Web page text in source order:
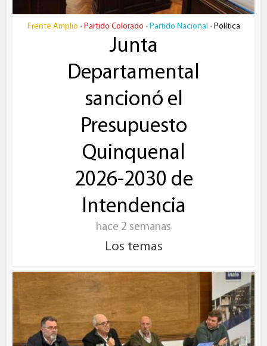
Frente Amplio • Partido Colorado • Partido Nacional • Política
Junta
Departamental
sancionó el
Presupuesto
Quinquenal
2026-2030 de
Intendencia
hace 2 semanas
Los temas